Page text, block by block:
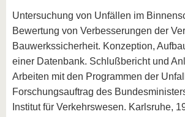
Untersuchung von Unfällen im
Bewertung von Verbesserungen der
Bauwerkssicherheit. Konzeption,
einer Datenbank. Schlußbericht und
Arbeiten mit den Programmen der
Forschungsauftrag des
Institut für Verkehrswesen. Karlsruhe,